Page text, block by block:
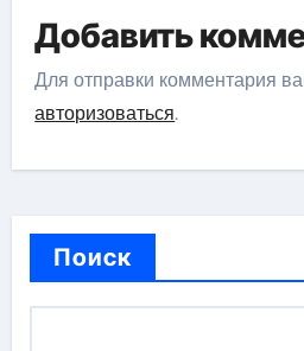
Добавить
Для отправки комментария
авторизоваться.
Поиск